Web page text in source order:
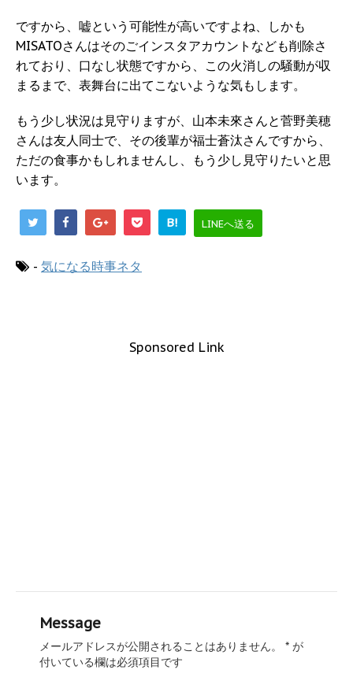
ですから、嘘という可能性が高いですよね、しかも
MISATOさんはそのごインスタアカウントなども削除さ
れており、口なし状態ですから、この火消しの騒動が収
まるまで、表舞台に出てこないような気もします。
もう少し状況は見守りますが、山本未來さんと菅野美穂
さんは友人同士で、その後輩が福士蒼汰さんですから、
ただの食事かもしれませんし、もう少し見守りたいと思
います。
B! LINEへ送る
- 気になる時事ネタ
Sponsored Link
Message
メールアドレスが公開されることはありません。 * が
付いている欄は必須項目です